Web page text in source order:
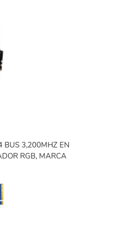
BUS 3,200MHZ EN
RGB, MARCA